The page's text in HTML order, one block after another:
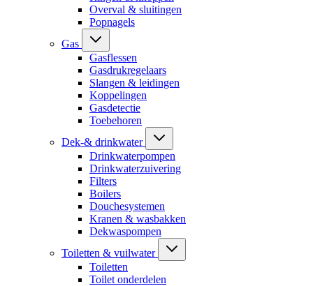
Overval & sluitingen
Popnagels
Gas
Gasflessen
Gasdrukregelaars
Slangen & leidingen
Koppelingen
Gasdetectie
Toebehoren
Dek-& drinkwater
Drinkwaterpompen
Drinkwaterzuivering
Filters
Boilers
Douchesystemen
Kranen & wasbakken
Dekwaspompen
Toiletten & vuilwater
Toiletten
Toilet onderdelen